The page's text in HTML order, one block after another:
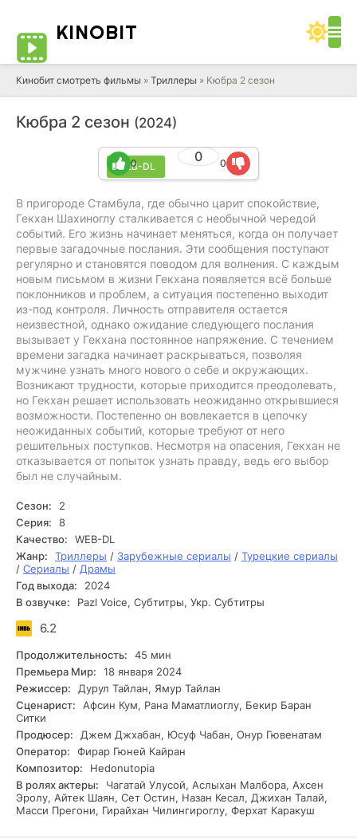
KINOBIT
Кинобит смотреть фильмы » Триллеры » Кюбра 2 сезон
Кюбра 2 сезон (2024)
WEB-DL
0
0 0
В пригороде Стамбула, где обычно царит спокойствие,
Гекхан Шахиноглу сталкивается с необычной чередой
событий. Его жизнь начинает меняться, когда он получает
первые загадочные послания. Эти сообщения поступают
регулярно и становятся поводом для волнения. С каждым
новым письмом в жизни Гекхана появляется всё больше
поклонников и проблем, а ситуация постепенно выходит
из-под контроля. Личность отправителя остается
неизвестной, однако ожидание следующего послания
вызывает у Гекхана постоянное напряжение. С течением
времени загадка начинает раскрываться, позволяя
мужчине узнать много нового о себе и окружающих.
Возникают трудности, которые приходится преодолевать,
но Гекхан решает использовать неожиданно открывшиеся
возможности. Постепенно он вовлекается в цепочку
неожиданных событий, которые требуют от него
решительных поступков. Несмотря на опасения, Гекхан не
отказывается от попыток узнать правду, ведь его выбор
был не случайным.
Сезон:
2
Серия:
8
Качество:
WEB-DL
Жанр:
Триллеры / Зарубежные сериалы / Турецкие сериалы
/ Сериалы / Драмы
Год выхода:
2024
В озвучке:
Pazl Voice, Субтитры, Укр. Субтитры
6.2
Продолжительность:
45 мин
Премьера Мир:
18 января 2024
Режиссер:
Дурул Тайлан, Ямур Тайлан
Сценарист:
Афсин Кум, Рана Маматлиоглу, Бекир Баран
Ситки
Продюсер:
Джем Джхабан, Юсуф Чабан, Онур Гювенатам
Оператор:
Фирар Гюней Кайран
Композитор:
Hedonutopia
В ролях актеры:
Чагатай Улусой, Аслыхан Малбора, Ахсен
Эролу, Айтек Шаян, Сет Остин, Назан Кесал, Джихан Талай,
Масси Прегони, Гирайхан Чилингироглу, Ферхат Каракуш